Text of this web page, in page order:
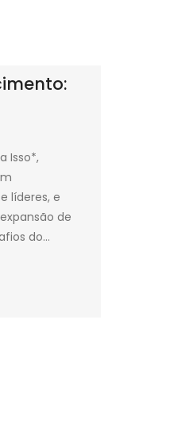
Isso*,
líderes, e
de
do…